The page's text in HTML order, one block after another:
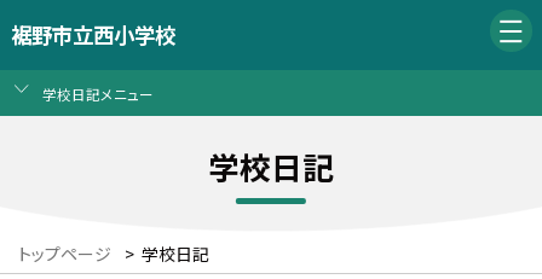
裾野市立西小学校
学校日記メニュー
学校日記
トップページ > 学校日記